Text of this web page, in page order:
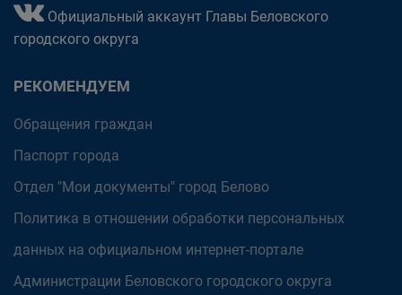
Официальный аккаунт Главы Беловского
городского округа
РЕКОМЕНДУЕМ
Обращения граждан
Паспорт города
Отдел "Мои документы" город Белово
Политика в отношении обработки персональных
данных на официальном интернет-портале
Администрации Беловского городского округа